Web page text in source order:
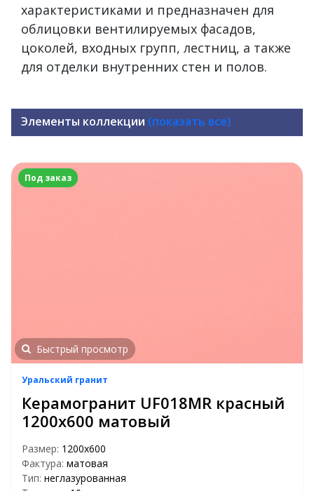
характеристиками и предназначен для
облицовки вентилируемых фасадов,
цоколей, входных групп, лестниц, а также
для отделки внутренних стен и полов.
Элементы коллекции (показать все)
Под заказ
Быстрый просмотр
Уральский гранит
Керамогранит UF018MR красный
1200х600 матовый
Размер: 1200х600
Фактура: матовая
Тип: неглазурованная